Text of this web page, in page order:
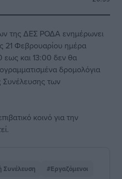
της ΔΕΣ ΡΟΔΑ ενημέρωνει
21 Φεβρουαρίου ημέρα
και 13:00 δεν θα
δρομολόγια
Συνέλευσης των
κοινό για την
Συνέλευση #Εργαζόμενοι